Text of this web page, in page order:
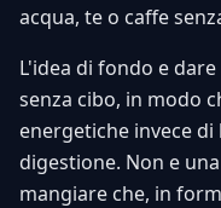
acqua, te o caffe
L'idea di fondo e
senza cibo, in modo
energetiche invece
digestione. Non e
mangiare che, in